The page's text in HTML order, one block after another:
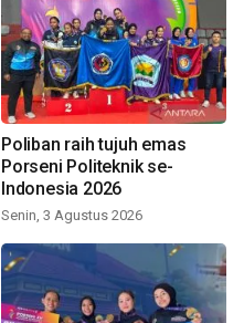
Poliban raih tujuh emas
Porseni Politeknik se-
Indonesia 2026
Senin, 3 Agustus 2026